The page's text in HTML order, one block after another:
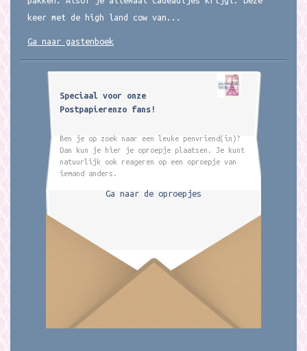
keer met de high land cow van...
Ga naar gastenboek
Speciaal voor onze
Postpapierenzo fans!
Ben je op zoek naar een leuke penvriend(in)?
Dan kun je hier je oproepje plaatsen. Je kunt
natuurlijk ook reageren op een oproepje van
iemand anders.
Ga naar de oproepjes